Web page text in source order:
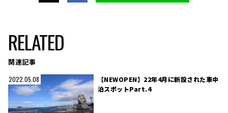
RELATED
関連記事
2022.05.08
【NEWOPEN】22年4月に新設された車中
泊スポットPart.4